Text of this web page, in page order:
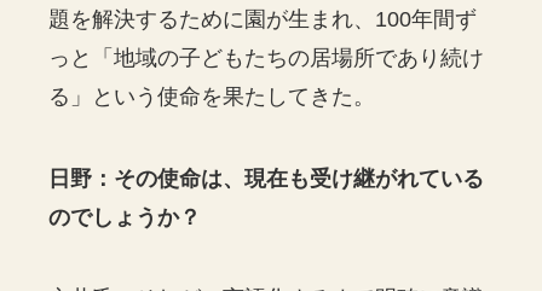
題を解決するために園が生まれ、100年間ず
っと「地域の子どもたちの居場所であり続け
る」という使命を果たしてきた。
日野：その使命は、現在も受け継がれている
のでしょうか？